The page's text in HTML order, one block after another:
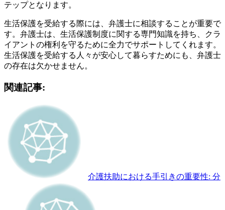
テップとなります。
生活保護を受給する際には、弁護士に相談することが重要で
す。弁護士は、生活保護制度に関する専門知識を持ち、クラ
イアントの権利を守るために全力でサポートしてくれます。
生活保護を受給する人々が安心して暮らすためにも、弁護士
の存在は欠かせません。
関連記事:
介護扶助における手引きの重要性: 分